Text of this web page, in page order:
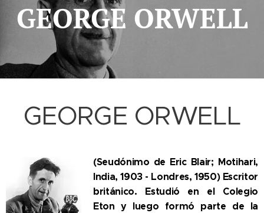
GEORGE ORWELL
GEORGE ORWELL
(Seudónimo de Eric Blair; Motihari,
India, 1903 - Londres, 1950) Escritor
británico. Estudió en el Colegio
Eton y luego formó parte de la